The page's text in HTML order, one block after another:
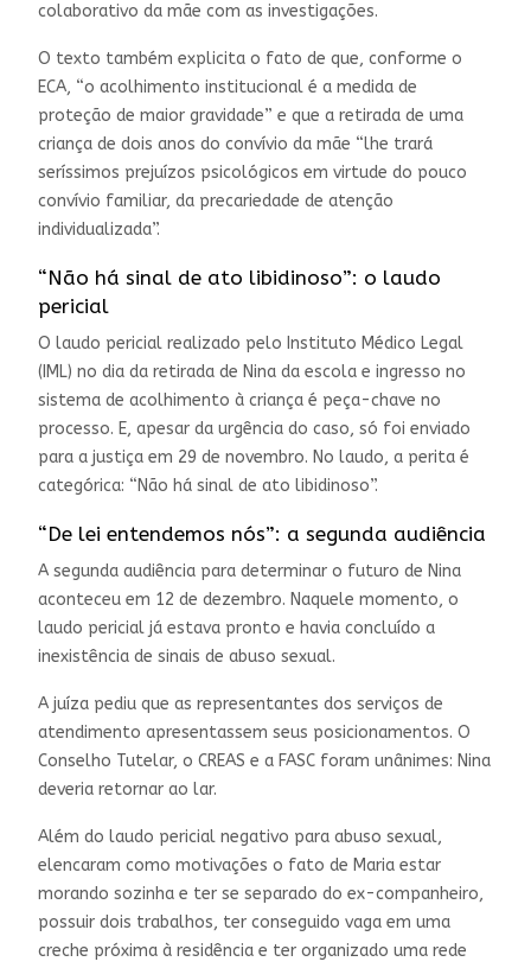
colaborativo da mãe com as investigações.
O texto também explicita o fato de que, conforme o
ECA, “o acolhimento institucional é a medida de
proteção de maior gravidade” e que a retirada de uma
criança de dois anos do convívio da mãe “lhe trará
seríssimos prejuízos psicológicos em virtude do pouco
convívio familiar, da precariedade de atenção
individualizada”.
“Não há sinal de ato libidinoso”: o laudo
pericial
O laudo pericial realizado pelo Instituto Médico Legal
(IML) no dia da retirada de Nina da escola e ingresso no
sistema de acolhimento à criança é peça-chave no
processo. E, apesar da urgência do caso, só foi enviado
para a justiça em 29 de novembro. No laudo, a perita é
categórica: “Não há sinal de ato libidinoso”.
“De lei entendemos nós”: a segunda audiência
A segunda audiência para determinar o futuro de Nina
aconteceu em 12 de dezembro. Naquele momento, o
laudo pericial já estava pronto e havia concluído a
inexistência de sinais de abuso sexual.
A juíza pediu que as representantes dos serviços de
atendimento apresentassem seus posicionamentos. O
Conselho Tutelar, o CREAS e a FASC foram unânimes: Nina
deveria retornar ao lar.
Além do laudo pericial negativo para abuso sexual,
elencaram como motivações o fato de Maria estar
morando sozinha e ter se separado do ex-companheiro,
possuir dois trabalhos, ter conseguido vaga em uma
creche próxima à residência e ter organizado uma rede